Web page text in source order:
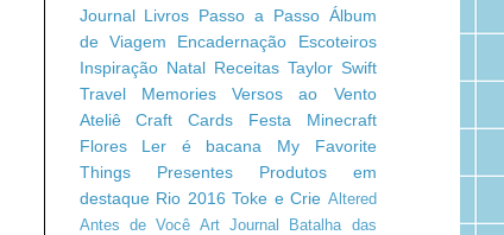
Journal Livros Passo a Passo Álbum
de Viagem
Encadernação
Escoteiros
Inspiração Natal Receitas Taylor Swift
Travel Memories
Versos ao Vento
Ateliê Craft
Cards
Festa Minecraft
Flores
Ler é bacana
My Favorite
Things
Presentes
Produtos em
destaque Rio 2016 Toke e Crie Altered
Antes de Você Art Journal
Batalha das